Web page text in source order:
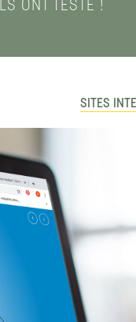
ILS ONT TESTÉ !
SITES